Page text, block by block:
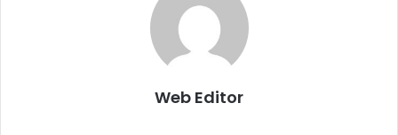
Web Editor